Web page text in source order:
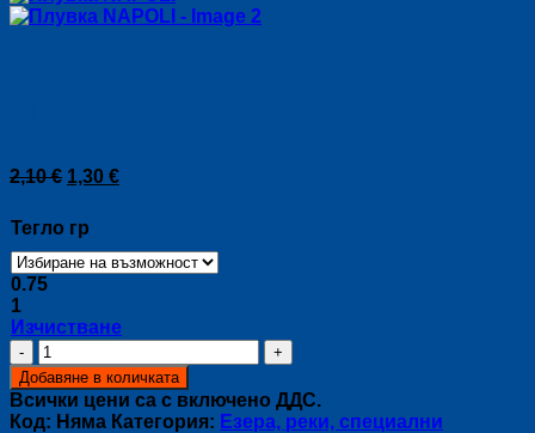
2,10€ Original
2,10 €.
1,30 €Текущата
Тегло гр
0.75
1
Изчистване
количество
за
Плувка
NAPOLI
Добавяне в количката
Всички цени са с включено ДДС.
Код: Няма Категория: Езера, реки, специални